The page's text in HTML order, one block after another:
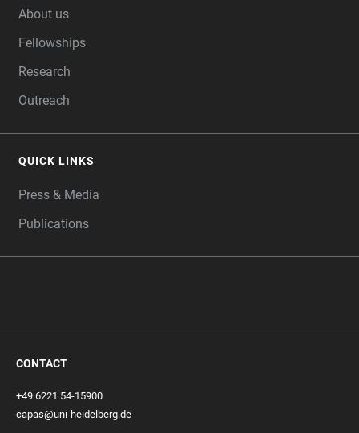
About us
Fellowships
Research
Outreach
QUICK LINKS
Press & Media
Publications
CONTACT
+49 6221 54-15900
capas@uni-heidelberg.de